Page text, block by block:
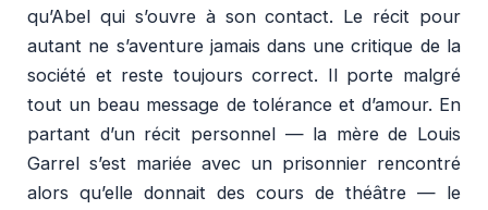
qu’Abel qui s’ouvre à son contact. Le récit pour
autant ne s’aventure jamais dans une critique de la
société et reste toujours correct. Il porte malgré
tout un beau message de tolérance et d’amour. En
partant d’un récit personnel — la mère de Louis
Garrel s’est mariée avec un prisonnier rencontré
alors qu’elle donnait des cours de théâtre — le